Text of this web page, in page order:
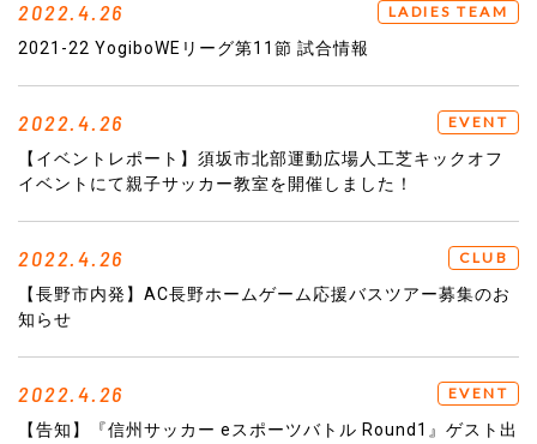
2022.4.26 LADIES TEAM
2021-22 YogiboWEリーグ第11節 試合情報
2022.4.26 EVENT
【イベントレポート】須坂市北部運動広場人工芝キックオフ
イベントにて親子サッカー教室を開催しました！
2022.4.26 CLUB
【長野市内発】AC長野ホームゲーム応援バスツアー募集のお
知らせ
2022.4.26 EVENT
【告知】『信州サッカー eスポーツバトル Round1』ゲスト出